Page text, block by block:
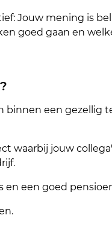
Jouw mening is
goed gaan en
binnen een gezellig
waarbij jouw
en een goed